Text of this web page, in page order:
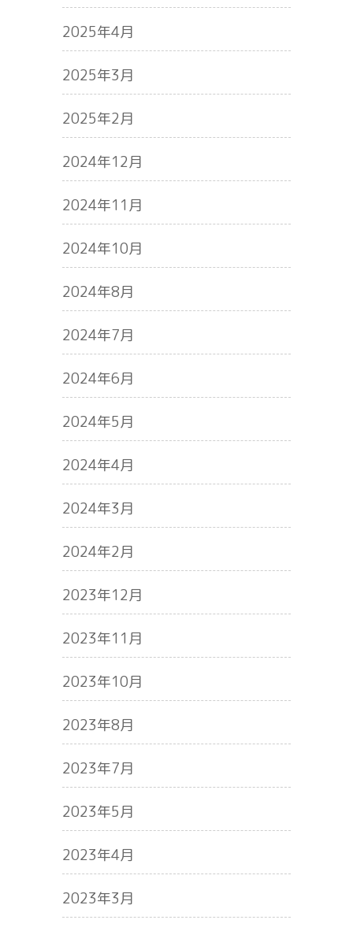
2025年4月
2025年3月
2025年2月
2024年12月
2024年11月
2024年10月
2024年8月
2024年7月
2024年6月
2024年5月
2024年4月
2024年3月
2024年2月
2023年12月
2023年11月
2023年10月
2023年8月
2023年7月
2023年5月
2023年4月
2023年3月